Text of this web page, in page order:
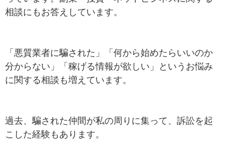
相談にもお答えしています。
「悪質業者に騙された」「何から始めたらいいのか
分からない」「稼げる情報が欲しい」というお悩み
に関する相談も増えています。
過去、騙された仲間が私の周りに集って、訴訟を起
こした経験もあります。